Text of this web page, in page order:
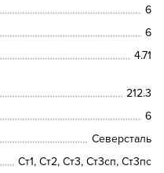
6
6
4.71
212.3
6
Северсталь
Ст1, Ст2, Ст3, Ст3сп, Ст3пс